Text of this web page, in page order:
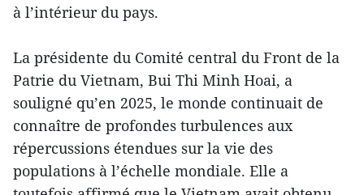
à l’intérieur du pays.
La présidente du Comité central du Front de la
Patrie du Vietnam, Bui Thi Minh Hoai, a
souligné qu’en 2025, le monde continuait de
connaître de profondes turbulences aux
répercussions étendues sur la vie des
populations à l’échelle mondiale. Elle a